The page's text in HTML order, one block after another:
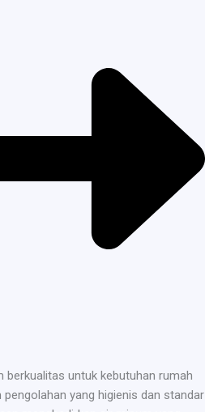
berkualitas untuk kebutuhan rumah
yang higienis dan standar